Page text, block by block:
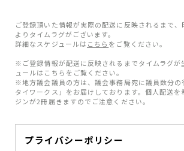
ご登録頂いた情報が実際の配送に反映されるまで
よりタイムラグがございます。
詳細なスケジュールは こちら をご覧ください。
※ご登録情報が配送に反映されるまでタイムラグが
ュールはこちらをご覧ください。
※地方議会議員の方は、議会事務局宛に議員数分の
タイワークス」をお届けしております。個人配送を
ジンが2冊届きますのでご注意ください。
プライバシーポリシー